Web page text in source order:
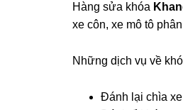
Hàng sửa khóa
xe côn, xe mô tô
Những dịch vụ về
Đánh lại chìa